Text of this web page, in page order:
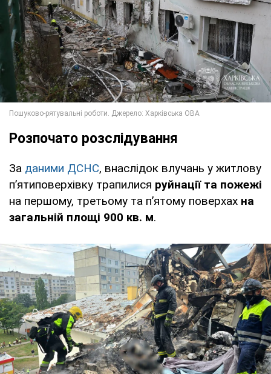
Розпочато розслідування
За даними ДСНС, внаслідок влучань у житлову
п’ятиповерхівку трапилися руйнації та пожежі
на першому, третьому та п’ятому поверхах на
загальній площі 900 кв. м.